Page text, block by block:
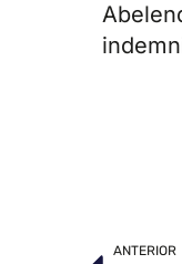
ANTERIOR